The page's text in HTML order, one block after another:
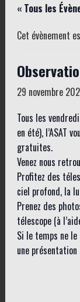
« Tous les
Cet évènement
29 novembre
Tous les
en été), l’ASAT
gratuites.
Venez nous
Profitez des
ciel profond, la
Prenez des
télescope (à
Si le temps ne
une